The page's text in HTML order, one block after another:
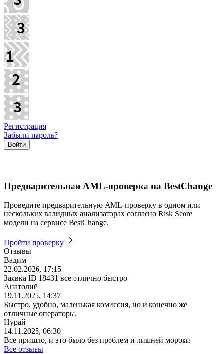
Регистрация
Забыли пароль?
Предварительная AML-проверка на BestChange
Проведите предварительную AML-проверку в одном или
нескольких валидных анализаторах согласно Risk Score
модели на сервисе BestChange.
Пройти проверку
Отзывы
Вадим
22.02.2026, 17:15
Заявка ID 18431 все отлично быстро
Анатолий
19.11.2025, 14:37
Быстро, удобно, маленькая комиссия, но и конечно же
отличные операторы.
Нурай
14.11.2025, 06:30
Все пришло, и это было без проблем и лишней мороки
Все отзывы